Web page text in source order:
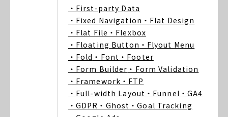
・First-party Data
・Fixed Navigation ・Flat Design
・Flat File ・Flexbox
・Floating Button ・Flyout Menu
・Fold ・Font ・Footer
・Form Builder ・Form Validation
・Framework ・FTP
・Full-width Layout ・Funnel ・GA4
・GDPR ・Ghost ・Goal Tracking